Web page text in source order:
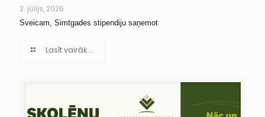
2. jūlijs, 2026
Sveicam, Simtgades stipendiju saņemot
Lasīt vairāk...